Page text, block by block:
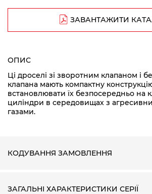
ЗАВАНТАЖИТИ
ОПИС
Ці дроселі зі зворотним клапаном і
клапана мають компактну
встановлювати їх безпосередньо на
циліндри в середовищах з
газами.
КОДУВАННЯ ЗАМОВЛЕННЯ
ЗАГАЛЬНІ ХАРАКТЕРИСТИКИ СЕРІЇ